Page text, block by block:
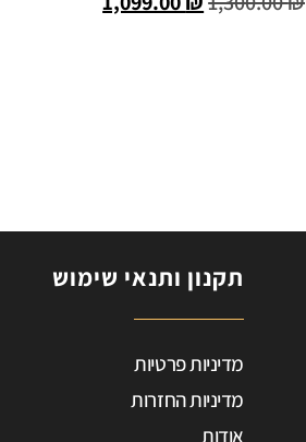
תקנון ותנאי שימוש
מדיניות פרטיות
מדיניות החזרות
אודות